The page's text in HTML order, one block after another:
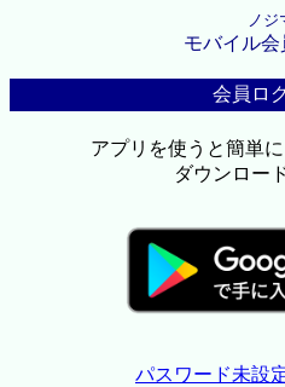
ノジ
モバイル会
会員ロ
アプリを使うと簡単
ダウンロー
パスワード未設